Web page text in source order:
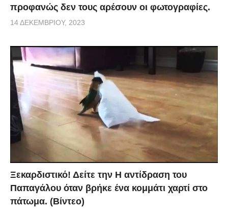
προφανώς δεν τους αρέσουν οι φωτογραφίες.
14 ΔΕΚΕΜΒΡΊΟΥ, 2023
Ξεκαρδιστικό! Δείτε την Η αντίδραση του
Παπαγάλου όταν βρήκε ένα κομμάτι χαρτί στο
πάτωμα. (Βίντεο)